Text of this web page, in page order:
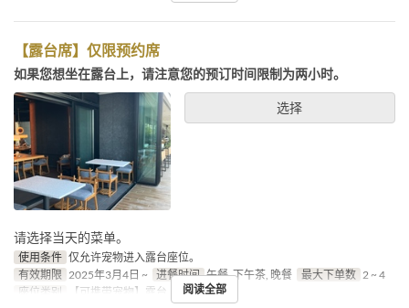
【露台席】仅限预约席
如果您想坐在露台上，请注意您的预订时间限制为两小时。
选择
请选择当天的菜单。
使用条件 仅允许宠物进入露台座位。
有效期限 2025年3月4日 ~ 进餐时间 午餐, 下午茶, 晚餐 最大下单数 2 ~ 4
座位类别
【可携带宠物】露台 阅读全部